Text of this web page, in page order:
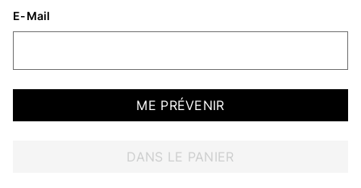
E-Mail
ME PRÉVENIR
DANS LE PANIER